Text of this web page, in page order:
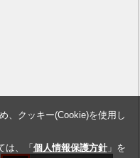
、クッキー(Cookie)を使用し
は、「 個人情報保護方針」を